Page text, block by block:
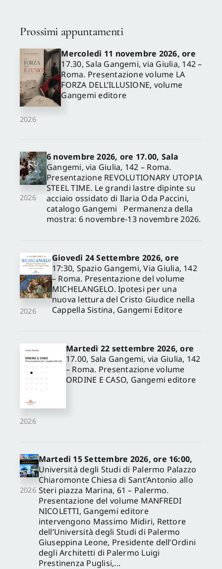
Prossimi appuntamenti
2026
Mercoledì 11 novembre 2026, ore
17.30, Sala Gangemi, via Giulia, 142 –
Roma. Presentazione volume LA
FORZA DELL’ILLUSIONE, volume
Gangemi editore
2026
6 novembre 2026, ore 17.00, Sala
Gangemi, via Giulia, 142 – Roma.
Presentazione REVOLUTIONARY UTOPIA
STEEL TIME. Le grandi lastre dipinte su
acciaio ossidato di Ilaria Oda Paccini,
catalogo Gangemi Permanenza della
mostra: 6 novembre-13 novembre 2026.
2026
Giovedì 24 Settembre 2026, ore
17:30, Spazio Gangemi, Via Giulia, 142
– Roma. Presentazione del volume
MICHELANGELO. Ipotesi per una
nuova lettura del Cristo Giudice nella
Cappella Sistina, Gangemi Editore
2026
Martedì 22 settembre 2026, ore
17.00, Sala Gangemi, via Giulia, 142
– Roma. Presentazione volume
ORDINE E CASO, Gangemi editore
2026
Martedì 15 Settembre 2026, ore 16:00,
Università degli Studi di Palermo Palazzo
Chiaromonte Chiesa di Sant’Antonio allo
Steri piazza Marina, 61 – Palermo.
Presentazione del volume MANFREDI
NICOLETTI, Gangemi editore
intervengono Massimo Midiri, Rettore
dell’Università degli Studi di Palermo
Giuseppina Leone, Presidente dell’Ordini
degli Architetti di Palermo Luigi
Prestinenza Puglisi,...